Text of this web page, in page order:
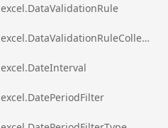
ig.excel.DataValidationRuleCollection